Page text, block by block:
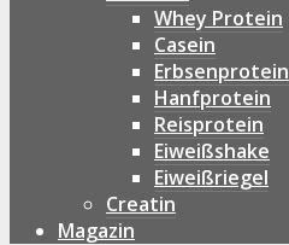
Whey Protein
Casein
Erbsenprotein
Hanfprotein
Reisprotein
Eiweißshake
Eiweißriegel
Creatin
Magazin